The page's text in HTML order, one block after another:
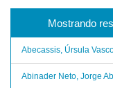
Mostrando
Abecassis, Úrsula
Abinader Neto, Jorge